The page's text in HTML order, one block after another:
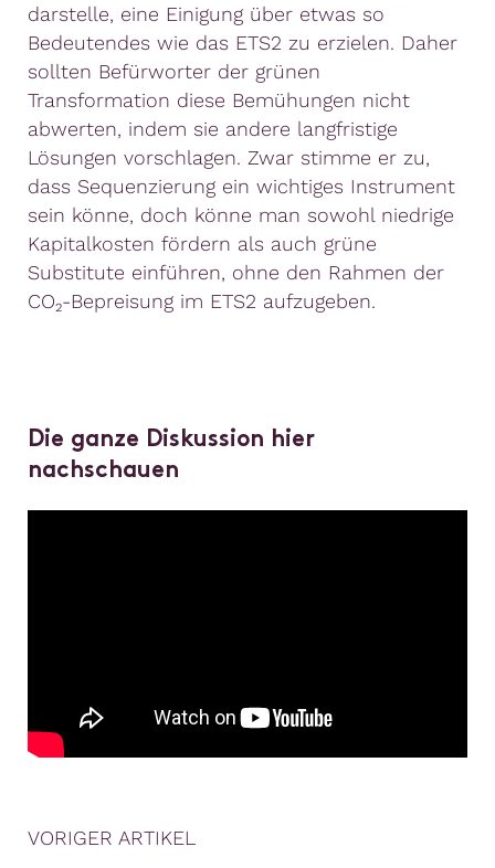
darstelle, eine Einigung über etwas so
Bedeutendes wie das ETS2 zu erzielen. Daher
sollten Befürworter der grünen
Transformation diese Bemühungen nicht
abwerten, indem sie andere langfristige
Lösungen vorschlagen. Zwar stimme er zu,
dass Sequenzierung ein wichtiges Instrument
sein könne, doch könne man sowohl niedrige
Kapitalkosten fördern als auch grüne
Substitute einführen, ohne den Rahmen der
CO₂-Bepreisung im ETS2 aufzugeben.
Die ganze Diskussion hier
nachschauen
VORIGER ARTIKEL